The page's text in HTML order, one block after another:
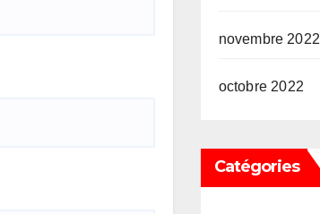
novembre 2022
octobre 2022
Catégories